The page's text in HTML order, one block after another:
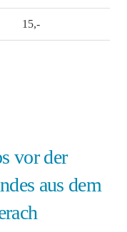
15,-
vor der
aus dem